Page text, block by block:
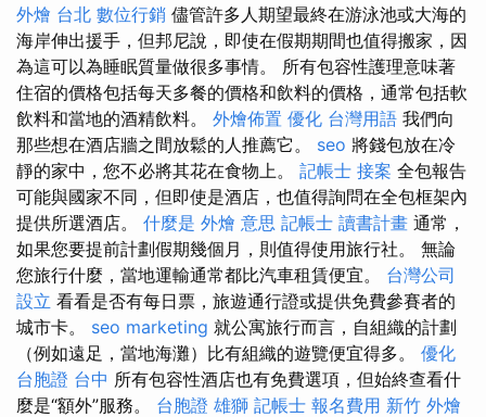
外燴 台北 數位行銷 儘管許多人期望最終在游泳池或大海的
海岸伸出援手，但邦尼說，即使在假期期間也值得搬家，因
為這可以為睡眠質量做很多事情。 所有包容性護理意味著
住宿的價格包括每天多餐的價格和飲料的價格，通常包括軟
飲料和當地的酒精飲料。 外燴佈置 優化 台灣用語 我們向
那些想在酒店牆之間放鬆的人推薦它。 seo 將錢包放在冷
靜的家中，您不必將其花在食物上。 記帳士 接案 全包報告
可能與國家不同，但即使是酒店，也值得詢問在全包框架內
提供所選酒店。 什麼是 外燴 意思 記帳士 讀書計畫 通常，
如果您要提前計劃假期幾個月，則值得使用旅行社。 無論
您旅行什麼，當地運輸通常都比汽車租賃便宜。 台灣公司
設立 看看是否有每日票，旅遊通行證或提供免費參賽者的
城市卡。 seo marketing 就公寓旅行而言，自組織的計劃
（例如遠足，當地海灘）比有組織的遊覽便宜得多。 優化
台胞證 台中 所有包容性酒店也有免費選項，但始終查看什
麼是“額外”服務。 台胞證 雄獅 記帳士 報名費用 新竹 外燴